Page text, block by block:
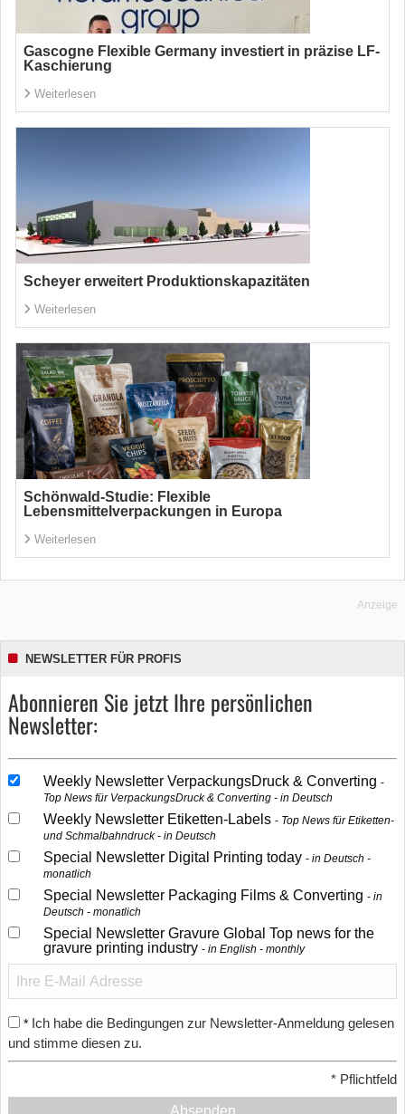
Gascogne Flexible Germany investiert in präzise LF-
Kaschierung
Weiterlesen
Scheyer erweitert Produktionskapazitäten
Weiterlesen
Schönwald-Studie: Flexible
Lebensmittelverpackungen in Europa
Weiterlesen
Anzeige
NEWSLETTER FÜR PROFIS
Abonnieren Sie jetzt Ihre persönlichen
Newsletter:
Weekly Newsletter VerpackungsDruck & Converting
Top News für VerpackungsDruck & Converting - in Deutsch
Weekly Newsletter Etiketten-Labels
Top News für Etiketten-
und Schmalbahndruck - in Deutsch
Special Newsletter Digital Printing today
in Deutsch -
monatlich
Special Newsletter Packaging Films & Converting
in
Deutsch - monatlich
Special Newsletter Gravure Global Top news for the
gravure printing industry
in English - monthly
* Ich habe die Bedingungen zur Newsletter-Anmeldung gelesen
und stimme diesen zu.
* Pflichtfeld
Absenden